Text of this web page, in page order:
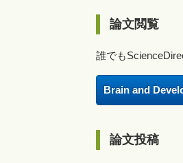
論文閲覧
誰でも
Brain and
論文投稿